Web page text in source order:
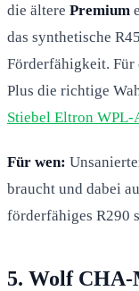
die ältere Premium
das synthetische
Förderfähigkeit. Für
Plus die richtige
Stiebel Eltron WPL-
Für wen:
braucht und dabei
förderfähiges R290
5. Wolf CHA-